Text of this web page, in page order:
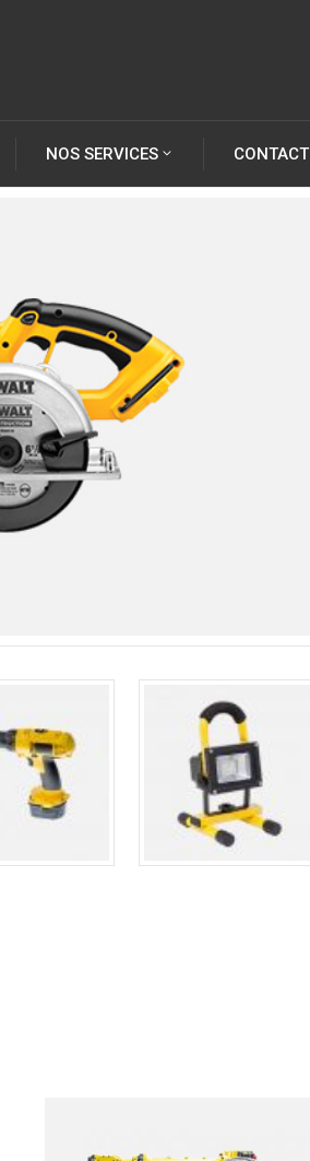
NOS SERVICES CONTACT